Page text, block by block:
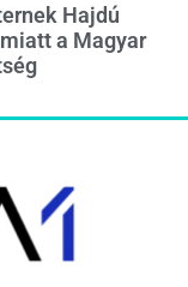
Hajdú
a Magyar